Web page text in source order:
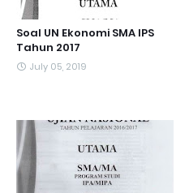
Soal UN Ekonomi SMA IPS
Tahun 2017
July 05, 2019